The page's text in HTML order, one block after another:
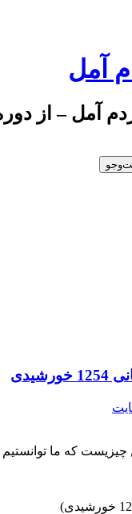
آمل
– از دوره
که ما